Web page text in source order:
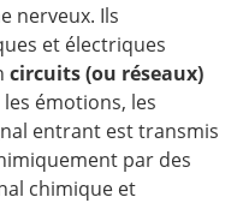
nerveux. Ils
et électriques
circuits (ou réseaux)
émotions, les
entrant est transmis
par des
chimique et